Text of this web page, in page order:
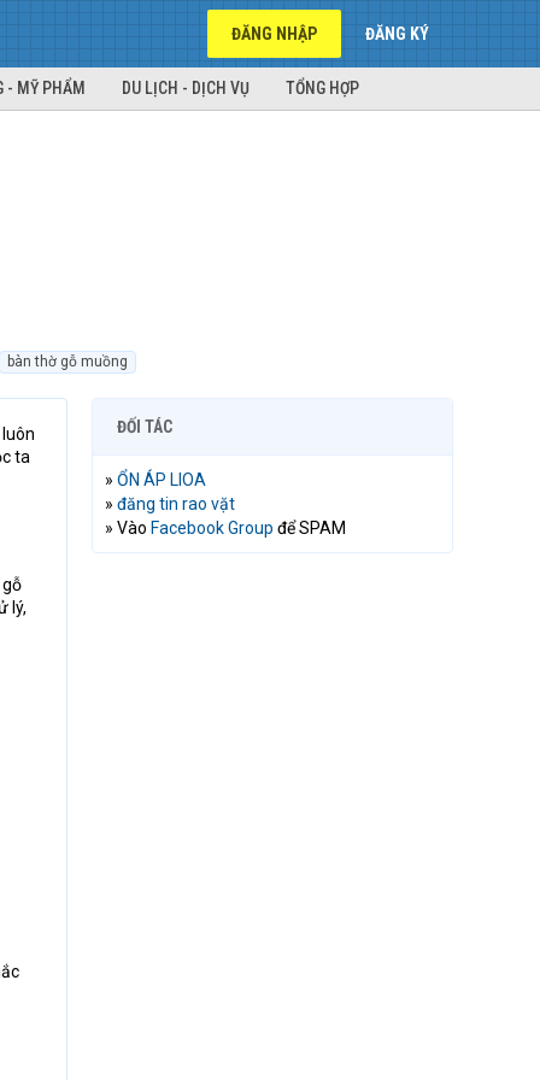
ĐĂNG NHẬP ĐĂNG KÝ
- MỸ PHẨM DU LỊCH - DỊCH VỤ TỔNG HỢP
bàn thờ gỗ muồng
ta
lý,
ĐỐI TÁC
» ỔN ÁP LIOA
» đăng tin rao vặt
» Vào Facebook Group để SPAM